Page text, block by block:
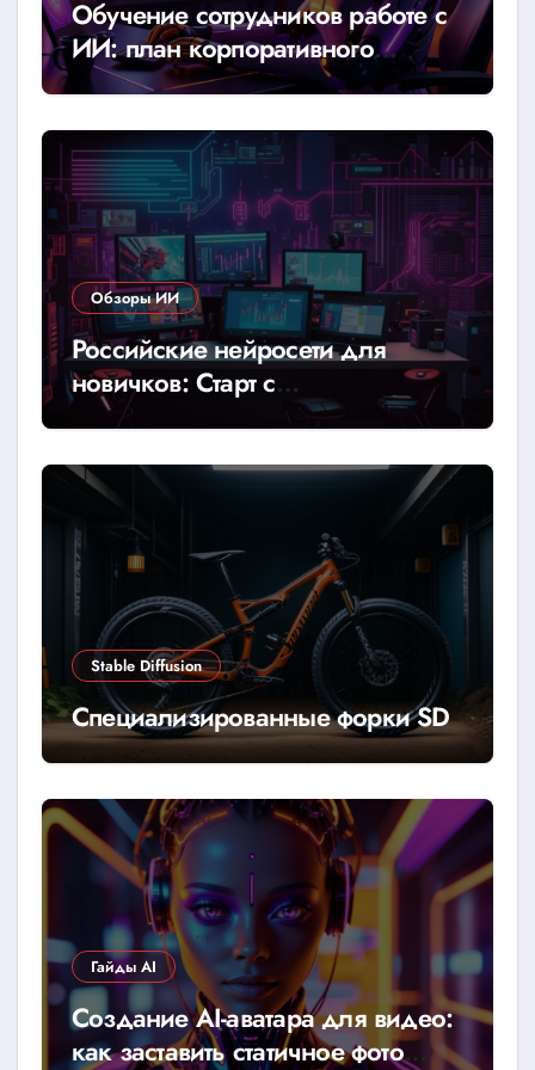
Обучение сотрудников работе с
ИИ: план корпоративного
тренинга
Обзоры ИИ
Российские нейросети для
новичков: Старт с
YandexGPT/GigaChat
Stable Diffusion
Специализированные форки SD
Гайды AI
Создание AI-аватара для видео:
как заставить статичное фото